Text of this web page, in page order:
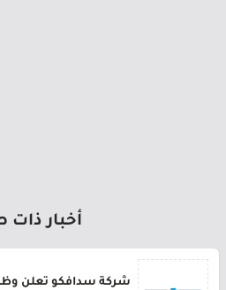
أخبار ذات
شركة سدافكو تعلن